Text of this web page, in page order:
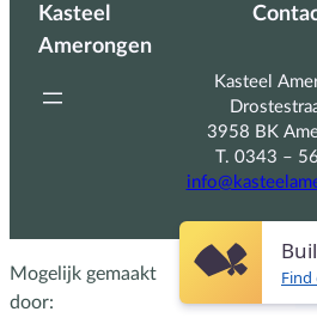
Kasteel
Amerongen
Kasteel
3958 BK
T. 0343 –
Mogelijk gemaakt
door: